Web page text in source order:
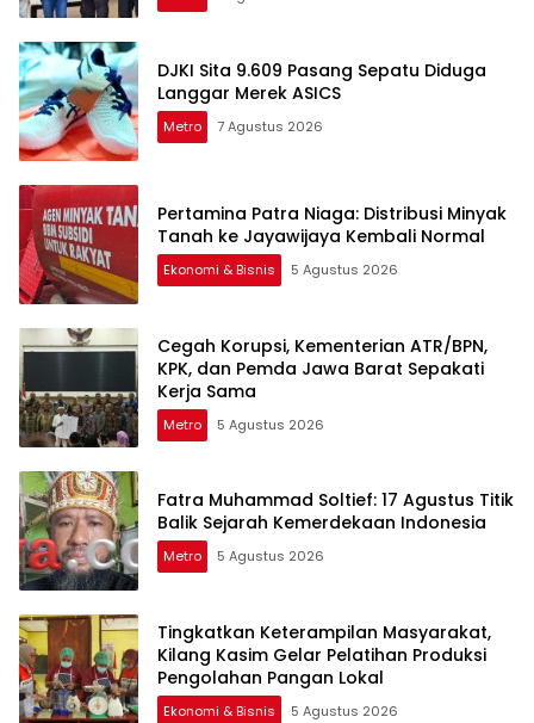
DJKI Sita 9.609 Pasang Sepatu Diduga
Langgar Merek ASICS
Metro 7 Agustus 2026
Pertamina Patra Niaga: Distribusi Minyak
Tanah ke Jayawijaya Kembali Normal
Ekonomi & Bisnis 5 Agustus 2026
Cegah Korupsi, Kementerian ATR/BPN,
KPK, dan Pemda Jawa Barat Sepakati
Kerja Sama
Metro 5 Agustus 2026
Fatra Muhammad Soltief: 17 Agustus Titik
Balik Sejarah Kemerdekaan Indonesia
Metro 5 Agustus 2026
Tingkatkan Keterampilan Masyarakat,
Kilang Kasim Gelar Pelatihan Produksi
Pengolahan Pangan Lokal
Ekonomi & Bisnis 5 Agustus 2026